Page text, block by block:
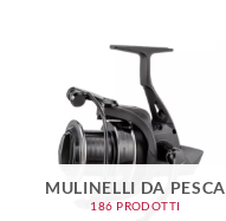
MULINELLI DA PESCA
186 PRODOTTI